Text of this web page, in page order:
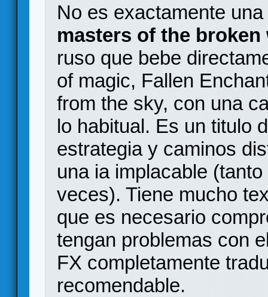
No es exactamente
masters of the broken
ruso que bebe
of magic, Fallen
from the sky, con una
lo habitual. Es un titulo
estrategia y caminos
una ia implacable
veces). Tiene mucho
que es necesario
tengan problemas con
FX completamente
recomendable.